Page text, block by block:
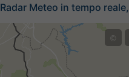
Radar Meteo in tempo
©